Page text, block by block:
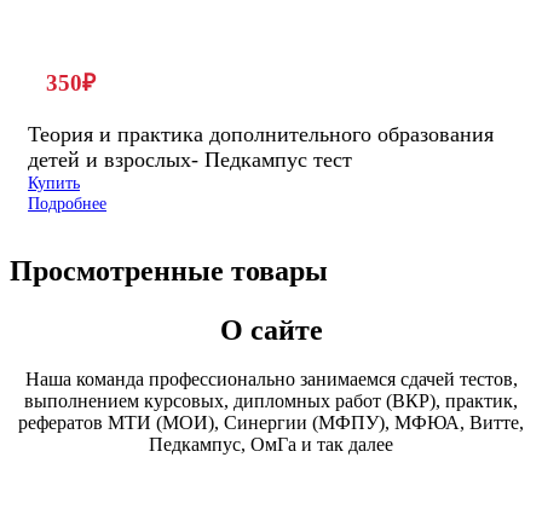
350₽
Теория и практика дополнительного образования
детей и взрослых- Педкампус тест
Купить
Подробнее
Просмотренные товары
О сайте
Наша команда профессионально занимаемся сдачей тестов,
выполнением курсовых, дипломных работ (ВКР), практик,
рефератов МТИ (МОИ), Синергии (МФПУ), МФЮА, Витте,
Педкампус, ОмГа и так далее